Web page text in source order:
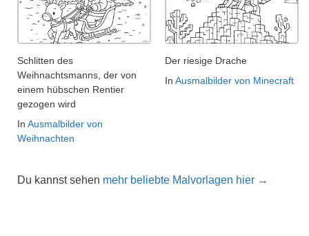
Schlitten des
Weihnachtsmanns, der von
einem hübschen Rentier
gezogen wird
In Ausmalbilder von
Weihnachten
Der riesige Drache
In Ausmalbilder von Minecraft
Du kannst sehen mehr beliebte Malvorlagen hier →